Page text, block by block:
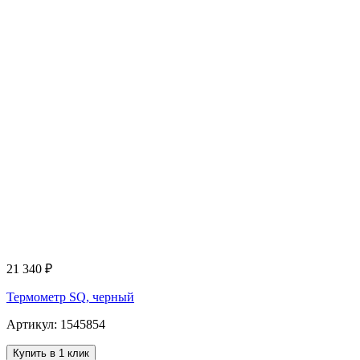
21 340 ₽
Термометр SQ, черный
Артикул: 1545854
Купить в 1 клик